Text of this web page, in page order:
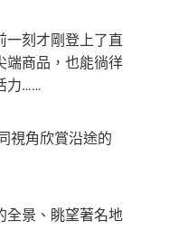
刻才剛登上了直
端商品，也能徜徉
力……
視角欣賞沿途的
景、眺望著名地